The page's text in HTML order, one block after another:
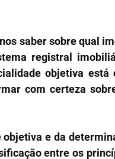
saber sobre qual
registral
objetiva está
com certeza
e da